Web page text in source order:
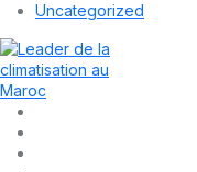
Uncategorized